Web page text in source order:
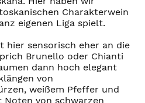
Charakterwein
eigenen Liga spielt.
hier sensorisch eher an die
Brunello oder Chianti
dann hoch elegant
von
weißem Pfeffer und
von schwarzen